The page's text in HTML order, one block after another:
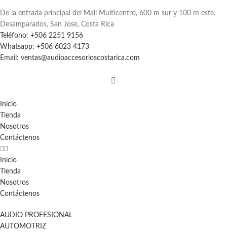
De la entrada principal del Mall Multicentro, 600 m sur y 100 m este.
Desamparados, San Jose, Costa Rica
Teléfono: +506 2251 9156
Whatsapp: +506 6023 4173
Email: ventas@audioaccesorioscostarica.com
Inicio
Tienda
Nosotros
Contáctenos
Inicio
Tienda
Nosotros
Contáctenos
AUDIO PROFESIONAL
AUTOMOTRIZ